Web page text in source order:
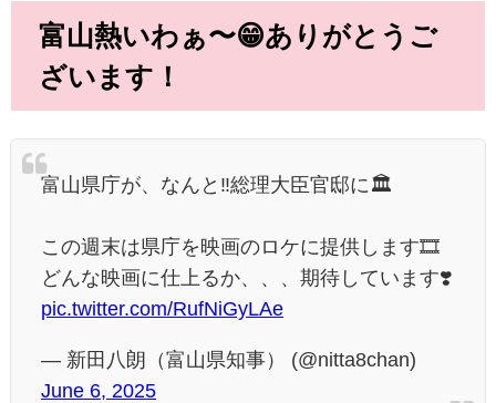
富山熱いわぁ〜😁ありがとうご
ざいます！
富山県庁が、なんと‼️総理大臣官邸に🏛️
この週末は県庁を映画のロケに提供します🎞️
どんな映画に仕上るか、、、期待しています❣️
pic.twitter.com/RufNiGyLAe
— 新田八朗（富山県知事） (@nitta8chan)
June 6, 2025